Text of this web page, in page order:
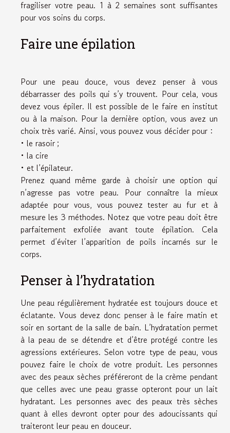
fragiliser votre peau. 1 à 2 semaines sont suffisantes
pour vos soins du corps.
Faire une épilation
Pour une peau douce, vous devez penser à vous
débarrasser des poils qui s’y trouvent. Pour cela, vous
devez vous épiler. Il est possible de le faire en institut
ou à la maison. Pour la dernière option, vous avez un
choix très varié. Ainsi, vous pouvez vous décider pour :
• le rasoir ;
• la cire
• et l’épilateur.
Prenez quand même garde à choisir une option qui
n’agresse pas votre peau. Pour connaître la mieux
adaptée pour vous, vous pouvez tester au fur et à
mesure les 3 méthodes. Notez que votre peau doit être
parfaitement exfoliée avant toute épilation. Cela
permet d’éviter l’apparition de poils incarnés sur le
corps.
Penser à l’hydratation
Une peau régulièrement hydratée est toujours douce et
éclatante. Vous devez donc penser à le faire matin et
soir en sortant de la salle de bain. L’hydratation permet
à la peau de se détendre et d’être protégé contre les
agressions extérieures. Selon votre type de peau, vous
pouvez faire le choix de votre produit. Les personnes
avec des peaux sèches préféreront de la crème pendant
que celles avec une peau grasse opteront pour un lait
hydratant. Les personnes avec des peaux très sèches
quant à elles devront opter pour des adoucissants qui
traiteront leur peau en douceur.